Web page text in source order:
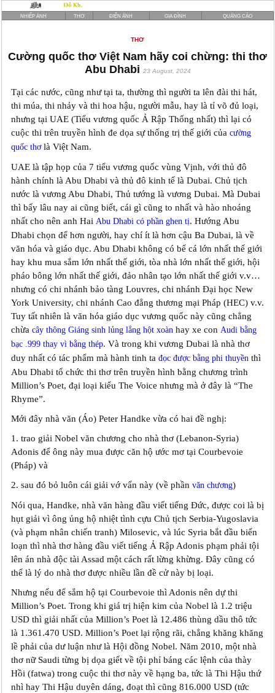
NHIẾP ẢNH THƠ ĐIỆN ẢNH GIA ĐÌNH QUẢNG CÁO
THƠ
Cường quốc thơ Việt Nam hãy coi chừng: thi thơ
Abu Dhabi 23 August, 2024
Tại các nước, cũng như tại ta, thường thì người ta lên đài thi hát,
thi múa, thi nhảy và thi hoa hậu, người mẫu, hay là tỉ võ đủ loại,
nhưng tại UAE (Tiểu vương quốc Ả Rập Thống nhất) thì lại có
cuộc thi trên truyền hình đe dọa sự thống trị thế giới của cường
quốc thơlà Việt Nam.
UAE là tập họp của 7 tiểu vương quốc vùng Vịnh, với thủ đô
hành chính là Abu Dhabi và thủ đô kinh tế là Dubai. Chủ tịch
nước là vương Abu Dhabi, Thủ tướng là vương Dubai. Mà Dubai
thì bấy lâu nay ai cũng biết, cái gì cũng to nhất và hào nhoáng
nhất cho nên anh Hai Abu Dhabi có phần ghen tị. Hướng Abu
Dhabi chọn để hơn người, hay chí ít là hơn cậu Ba Dubai, là về
văn hóa và giáo dục. Abu Dhabi không có bể cá lớn nhất thế giới
hay khu mua sắm lớn nhất thế giới, tòa nhà lớn nhất thế giới, hội
pháo bông lớn nhất thế giới, đảo nhân tạo lớn nhất thế giới v.v…
nhưng có chi nhánh bảo tàng Louvres, chi nhánh Đại học New
York University, chi nhánh Cao đẳng thương mại Pháp (HEC) v.v.
Tuy tất nhiên là văn hóa giáo dục vương quốc này cũng chẳng
chừa cây thông Giáng sinh lủng lẳng hột xoànhay xe con Audi bằng
bạc .999 thay vì bằng thép. Và trong khi vương Dubai là nhà thơ
duy nhất có tác phẩm mà hành tinh ta đọc được bằng phi thuyềnthì
Abu Dhabi tổ chức thi thơ trên truyền hình bằng chương trình
Million’s Poet, đại loại kiểu The Voice nhưng mà ở đây là “The
Rhyme”.
Mới đây nhà văn (Áo) Peter Handke vừa có hai đề nghị:
1. trao giải Nobel văn chương cho nhà thơ (Lebanon-Syria)
Adonis để ông này mua được căn hộ ước mơ tại Courbevoie
(Pháp) và
2. sau đó bỏ luôn cái giải vớ vẩn này (về phần văn chương)
Nói qua, Handke, nhà văn hàng đầu viết tiếng Đức, được coi là bị
hụt giải vì ông ủng hộ nhiệt tình cựu Chủ tịch Serbia-Yugoslavia
(và phạm nhân chiến tranh) Milosevic, và lúc Syria bắt đầu biến
loạn thì nhà thơ hàng đầu viết tiếng Ả Rập Adonis phạm phải tội
lên án nhà độc tài Assad một cách rất lừng khừng. Đây cũng có
thể là lý do nhà thơ được nhiều lần đề cử này bị loại.
Nhưng nếu để sắm hộ tại Courbevoie thì Adonis nên dự thi
Million’s Poet. Trong khi giá trị hiện kim của Nobel là 1.2 triệu
USD thì giải nhất của Million’s Poet là 12.486 thùng dầu thô tức
là 1.361.470 USD. Million’s Poet lại rộng rãi, chẳng khăng khăng
lề phải của dư luận như là Hội đồng Nobel. Năm 2010, một nhà
thơ nữ Saudi từng bị dọa giết về tội phỉ báng các lệnh của thày
Hồi (fatwa) trong cuộc thi thơ này về hạng ba, tức là Thi Hậu thứ
nhì hay Thi Hậu duyên dáng, đoạt thì cũng 816.000 USD (tức